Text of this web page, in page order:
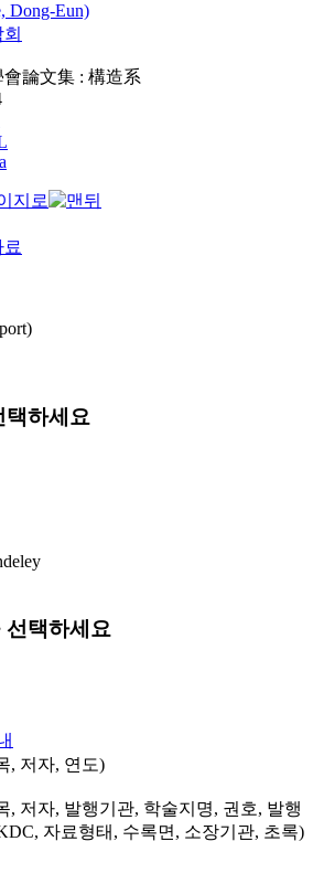
Dong-Eun)
論文集 : 構造系
료
택하세요
선택하세요
, 저자, 연도)
, 저자, 발행기관, 학술지명, 권호, 발행
자료형태, 수록면, 소장기관, 초록)